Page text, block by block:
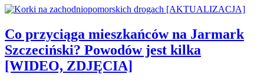
Co przyciąga mieszkańców na Jarmark
Szczeciński? Powodów jest kilka
[WIDEO, ZDJĘCIA]